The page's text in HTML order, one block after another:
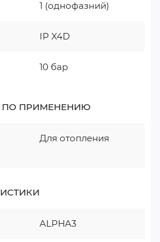
1 (однофазний)
IP X4D
10 бар
ПО ПРИМЕНЕНИЮ
Для отопления
ALPHA3